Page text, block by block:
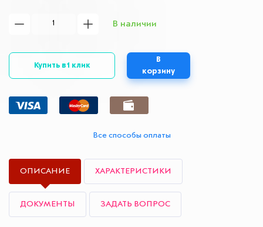
В наличии
Купить в 1 клик
В
корзину
Все способы оплаты
ОПИСАНИЕ ХАРАКТЕРИСТИКИ
ДОКУМЕНТЫ ЗАДАТЬ ВОПРОС